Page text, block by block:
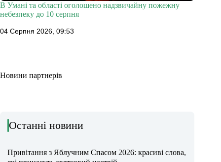
В Умані та області оголошено надзвичайну пожежну
небезпеку до 10 серпня
04 Серпня 2026, 09:53
Новини партнерів
Останні новини
Привітання з Яблучним Спасом 2026: красиві слова,